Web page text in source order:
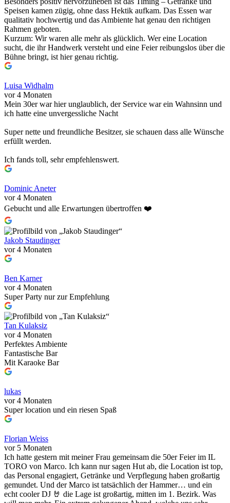
Speisen kamen zügig, ohne dass Hektik aufkam. Das Essen war
qualitativ hochwertig und das Ambiente hat genau den richtigen
Rahmen geboten.
Kurzum: Wir waren alle mehr als glücklich. Wer eine Location
sucht, die ihr Handwerk versteht und eine Feier reibungslos über die
Bühne bringt, ist hier genau richtig.
Luisa Widhalm
vor 4 Monaten
Mein 30er war hier unglaublich, der Service war ein Wahnsinn und
ich hatte eine unvergessliche Nacht
Super nette und freundliche Besitzer, sie schauen dass alle Wünsche
erfüllt werden.
Ich fands toll, sehr empfehlenswert.
Dominic Aneter
vor 4 Monaten
Gebucht und alle Erwartungen übertroffen ❤️
Jakob Staudinger
vor 4 Monaten
Ben Karner
vor 4 Monaten
Super Party nur zur Empfehlung
Tan Kulaksiz
vor 4 Monaten
Perfektes Ambiente
Fantastische Bar
Mit Karaoke Bar
lukas
vor 4 Monaten
Super location und ein riesen Spaß
Florian Weiss
vor 5 Monaten
Ich hatte gestern mit meiner Frau gemeinsam die 50er Feier im IL
TORO von Marco. Ich kann nur sagen Hut ab, die Location ist top,
das Personal engagiert, Getränke und Verpflegung haben großartig
gemundet. Und der Marco ist tatsächlich der Hammer… und ein
echt cooler DJ 🤘 die Lage ist großartig, mitten im 1. Bezirk. Was